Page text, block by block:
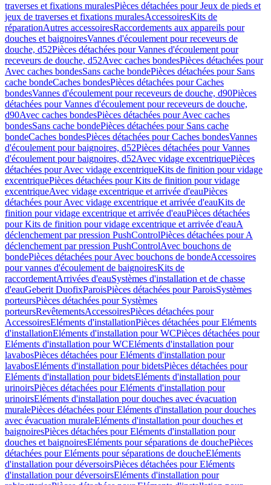
traverses et fixations muralesPièces détachées pour Jeux de pieds et
jeux de traverses et fixations muralesAccessoiresKits de
réparationAutres accessoiresRaccordements aux appareils pour
douches et baignoiresVannes d'écoulement pour receveurs de
douche, d52Pièces détachées pour Vannes d'écoulement pour
receveurs de douche, d52Avec caches bondesPièces détachées pour
Avec caches bondesSans cache bondePièces détachées pour Sans
cache bondeCaches bondesPièces détachées pour Caches
bondesVannes d'écoulement pour receveurs de douche, d90Pièces
détachées pour Vannes d'écoulement pour receveurs de douche,
d90Avec caches bondesPièces détachées pour Avec caches
bondesSans cache bondePièces détachées pour Sans cache
bondeCaches bondesPièces détachées pour Caches bondesVannes
d'écoulement pour baignoires, d52Pièces détachées pour Vannes
d'écoulement pour baignoires, d52Avec vidage excentriquePièces
détachées pour Avec vidage excentriqueKits de finition pour vidage
excentriquePièces détachées pour Kits de finition pour vidage
excentriqueAvec vidage excentrique et arrivée d'eauPièces
détachées pour Avec vidage excentrique et arrivée d'eauKits de
finition pour vidage excentrique et arrivée d'eauPièces détachées
pour Kits de finition pour vidage excentrique et arrivée d'eauA
déclenchement par pression PushControlPièces détachées pour A
déclenchement par pression PushControlAvec bouchons de
bondePièces détachées pour Avec bouchons de bondeAccessoires
pour vannes d'écoulement de baignoiresKits de
raccordementArrivées d'eauSystèmes d'installation et de chasse
d'eauGeberit DuofixParoisPièces détachées pour ParoisSystèmes
porteursPièces détachées pour Systèmes
porteursRevêtementsAccessoiresPièces détachées pour
AccessoiresEléments d'installationPièces détachées pour Eléments
d'installationEléments d'installation pour WCPièces détachées pour
Eléments d'installation pour WCEléments d'installation pour
lavabosPièces détachées pour Eléments d'installation pour
lavabosEléments d'installation pour bidetsPièces détachées pour
Eléments d'installation pour bidetsEléments d'installation pour
urinoirsPièces détachées pour Eléments d'installation pour
urinoirsEléments d'installation pour douches avec évacuation
muralePièces détachées pour Eléments d'installation pour douches
avec évacuation muraleEléments d'installation pour douches et
baignoiresPièces détachées pour Eléments d'installation pour
douches et baignoiresEléments pour séparations de douchePièces
détachées pour Eléments pour séparations de doucheEléments
d'installation pour déversoirsPièces détachées pour Eléments
d'installation pour déversoirsEléments d'installation pour